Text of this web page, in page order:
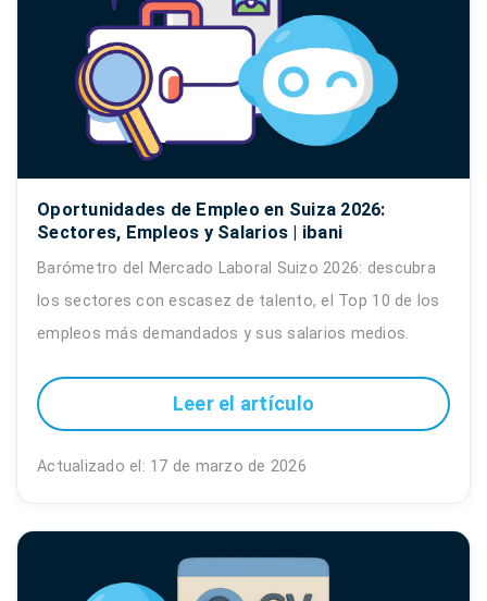
Oportunidades de Empleo en Suiza 2026:
Sectores, Empleos y Salarios | ibani
Barómetro del Mercado Laboral Suizo 2026: descubra
los sectores con escasez de talento, el Top 10 de los
empleos más demandados y sus salarios medios.
Leer el artículo
Actualizado el: 17 de marzo de 2026